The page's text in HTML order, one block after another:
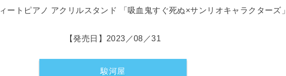
ートピアノ アクリルスタンド 「吸血鬼すぐ死ぬ×サンリオキャラクターズ」
【発売日】2023／08／31
駿河屋